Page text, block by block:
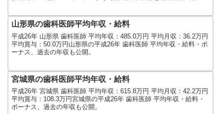
山形県の歯科医師平均年収・給料
平成26年 山形県 歯科医師 平均年収：485.0万円 平均月収：36.2万円
平均賞与：50.0万円山形県の平成26年 歯科医師 平均年収・給料・ボ
ーナス、過去の年収も公開。
宮城県の歯科医師平均年収・給料
平成26年 宮城県 歯科医師 平均年収：615.8万円 平均月収：42.2万円
平均賞与：108.3万円宮城県の平成26年 歯科医師 平均年収・給料・
ボーナス、過去の年収も公開。